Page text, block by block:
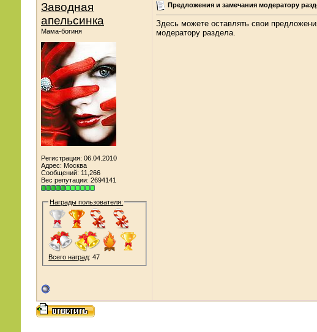
Заводная
апельсинка
Мама-богиня
Регистрация: 06.04.2010
Адрес: Москва
Сообщений: 11,266
Вес репутации: 2694141
Награды пользователя:
Всего наград: 47
Предложения и замечания модератору
Здесь можете оставлять свои
модератору раздела.